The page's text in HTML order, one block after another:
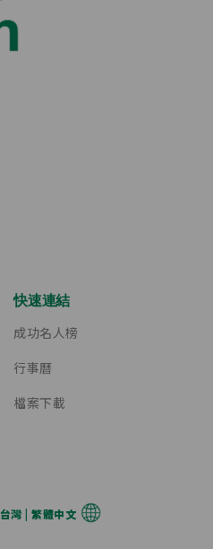
快速連結
成功名人榜
行事曆
檔案下載
台灣 | 繁體中文